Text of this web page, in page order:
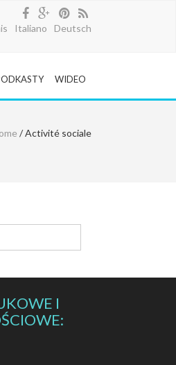
Italiano Deutsch
WIDEO
/ Activité sociale
I